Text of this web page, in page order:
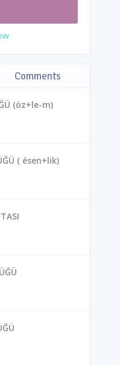
Comments
(öz+le-m)
( ésen+lik)